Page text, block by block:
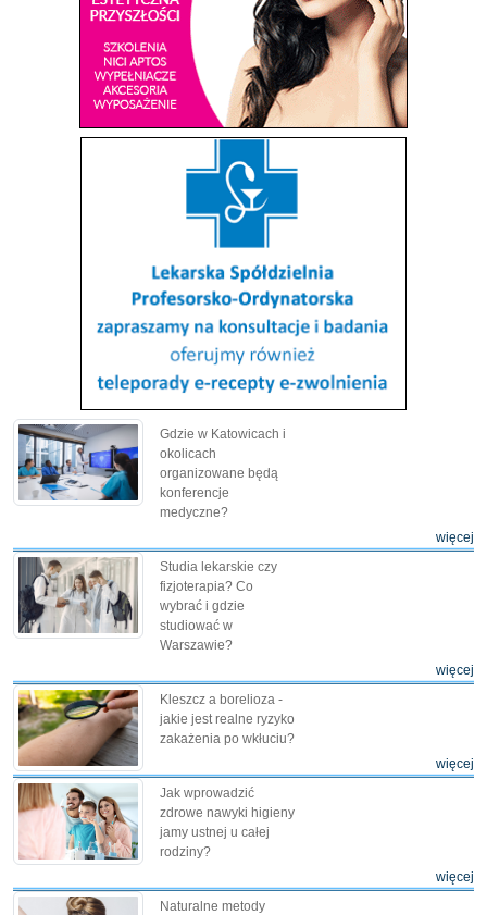
Gdzie w Katowicach i
okolicach
organizowane będą
konferencje
medyczne?
więcej
Studia lekarskie czy
fizjoterapia? Co
wybrać i gdzie
studiować w
Warszawie?
więcej
Kleszcz a borelioza -
jakie jest realne ryzyko
zakażenia po wkłuciu?
więcej
Jak wprowadzić
zdrowe nawyki higieny
jamy ustnej u całej
rodziny?
więcej
Naturalne metody